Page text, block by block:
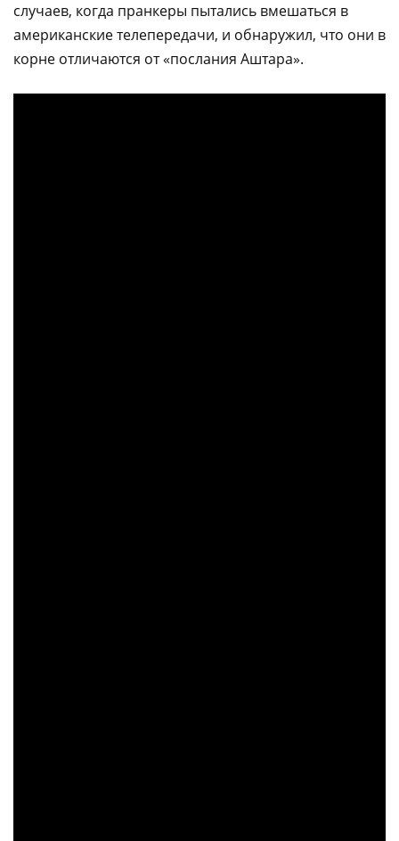
случаев, когда пранкеры пытались вмешаться в
американские телепередачи, и обнаружил, что они в
корне отличаются от «послания Аштара».